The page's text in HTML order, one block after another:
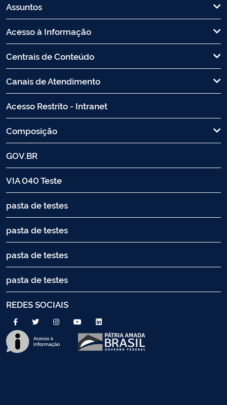
Assuntos
Acesso à Informação
Centrais de Conteúdo
Canais de Atendimento
Acesso Restrito - Intranet
Composição
GOV.BR
VIA 040 Teste
pasta de testes
pasta de testes
pasta de testes
pasta de testes
REDES SOCIAIS